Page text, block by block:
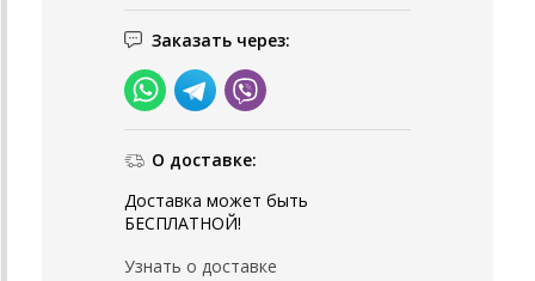
Заказать через:
О доставке:
Доставка может быть
БЕСПЛАТНОЙ!
Узнать о доставке